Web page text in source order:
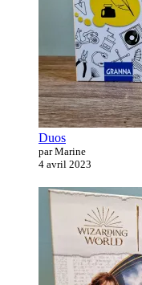
Duos
par Marine
4 avril 2023